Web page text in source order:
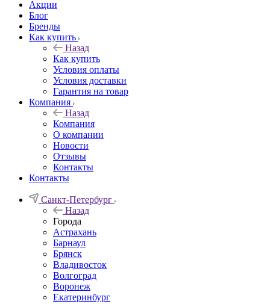
Акции
Блог
Бренды
Как купить
Назад
Как купить
Условия оплаты
Условия доставки
Гарантия на товар
Компания
Назад
Компания
О компании
Новости
Отзывы
Контакты
Контакты
Санкт-Петербург
Назад
Города
Астрахань
Барнаул
Брянск
Владивосток
Волгоград
Воронеж
Екатеринбург